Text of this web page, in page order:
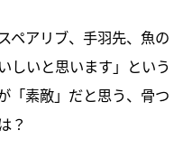
ペアリブ、手羽先、魚の
しいと思います」という
「素敵」だと思う、骨つ
？